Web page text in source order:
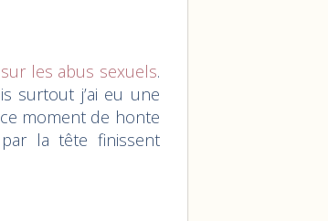
les abus sexuels.
surtout j’ai eu une
ce moment de honte
la tête finissent